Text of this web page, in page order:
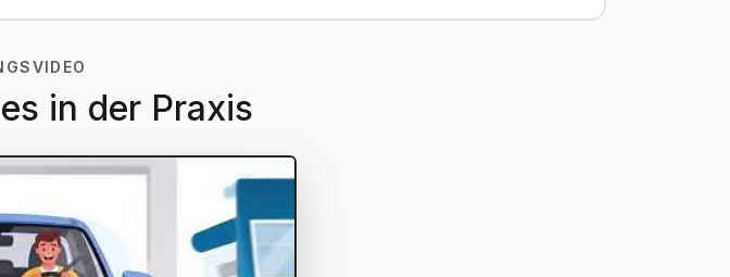
in der Praxis